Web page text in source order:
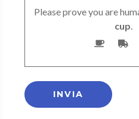
Please prove you are
cup.